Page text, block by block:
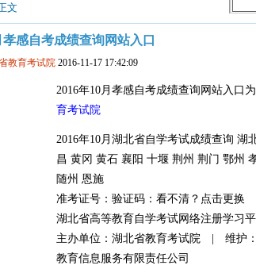
文
孝感自考成绩查询网站入口
教育考试院 2016-11-17 17:42:09
2016年10月孝感自考成绩查询网站入口为
育考试院
2016年10月湖北省自学考试成绩查询 湖
昌 黄冈 黄石 襄阳 十堰 荆州 荆门 鄂州
随州 恩施
准考证号：验证码：看不清？点击更换
湖北省高等教育自学考试网络注册学习
主办单位：湖北省教育考试院 | 维护
教育信息服务有限责任公司